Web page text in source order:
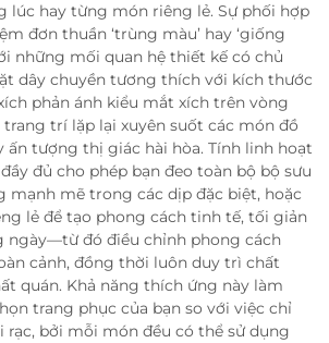
lúc hay từng món riêng lẻ. Sự phối hợp
đơn thuần ‘trùng màu’ hay ‘giống
những mối quan hệ thiết kế có chủ
dây chuyền tương thích với kích thước
phản ánh kiểu mắt xích trên vòng
trí lặp lại xuyên suốt các món đồ
ấn tượng thị giác hài hòa. Tính linh hoạt
đủ cho phép bạn đeo toàn bộ bộ sưu
mạnh mẽ trong các dịp đặc biệt, hoặc
lẻ để tạo phong cách tinh tế, tối giản
ngày—từ đó điều chỉnh phong cách
cảnh, đồng thời luôn duy trì chất
quán. Khả năng thích ứng này làm
trang phục của bạn so với việc chỉ
rạc, bởi mỗi món đều có thể sử dụng